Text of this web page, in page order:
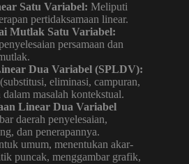
Satu Variabel: Meliputi
pertidaksamaan linear.
Mutlak Satu Variabel:
persamaan dan
Dua Variabel (SPLDV):
eliminasi, campuran,
masalah kontekstual.
Linear Dua Variabel
daerah penyelesaian,
dan penerapannya.
umum, menentukan akar-
puncak, menggambar grafik,